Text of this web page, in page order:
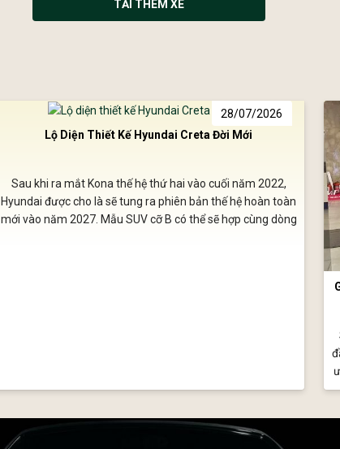
TẢI THÊM XE
28/07/2026
Lộ Diện Thiết Kế Hyundai Creta Đời Mới
Sau khi ra mắt Kona thế hệ thứ hai vào cuối năm 2022,
Hyundai được cho là sẽ tung ra phiên bản thế hệ hoàn toàn
mới vào năm 2027. Mẫu SUV cỡ B có thể sẽ hợp cùng dòng